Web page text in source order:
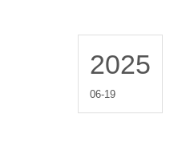
2025
06-19